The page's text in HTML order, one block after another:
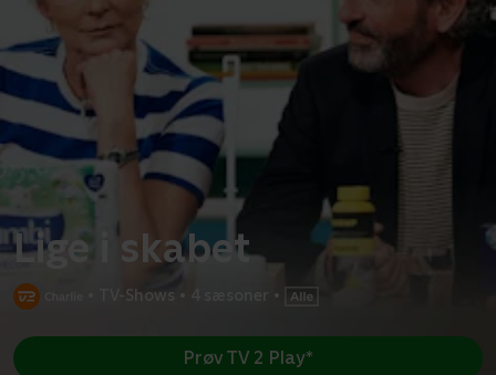
Lige i skabet
TV-Shows • 4 sæsoner •
Prøv TV 2 Play*